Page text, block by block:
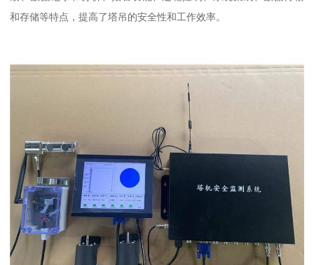
和存储等特点，提高了塔吊的安全性和工作效率。